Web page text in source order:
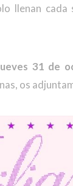
llenan
31 de
os